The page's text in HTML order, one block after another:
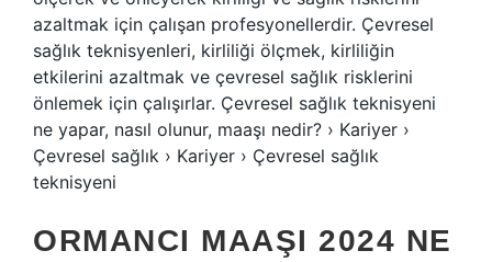
azaltmak için çalışan profesyonellerdir. Çevresel
sağlık teknisyenleri, kirliliği ölçmek, kirliliğin
etkilerini azaltmak ve çevresel sağlık risklerini
önlemek için çalışırlar. Çevresel sağlık teknisyeni
ne yapar, nasıl olunur, maaşı nedir? › Kariyer ›
Çevresel sağlık › Kariyer › Çevresel sağlık
teknisyeni
ORMANCI MAAŞI 2024 NE